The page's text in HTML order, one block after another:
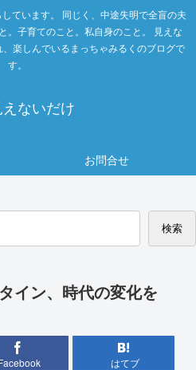
ています。 同じく、中途失明で全盲の夫
。子育てのこと。私自身のこと。 見えな
楽しんでいるまっちゃみるくのブログで
す。
ないだけ
お問合せ
検索
イン、時代の変化を
はてブ